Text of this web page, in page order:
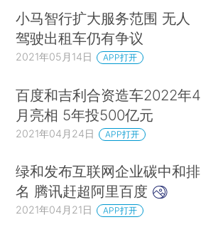
小马智行扩大服务范围 无人
驾驶出租车仍有争议
2021年05月14日 APP打开
百度和吉利合资造车2022年4
月亮相 5年投500亿元
2021年04月24日 APP打开
绿和发布互联网企业碳中和排
名 腾讯赶超阿里百度
2021年04月21日 APP打开